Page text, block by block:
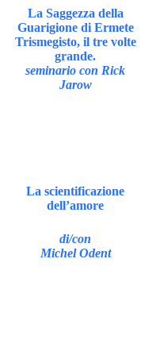
La Saggezza della
Guarigione di Ermete
Trismegisto, il tre volte
grande.
seminario con Rick
Jarow
La scientificazione
dell’amore
di/con
Michel Odent